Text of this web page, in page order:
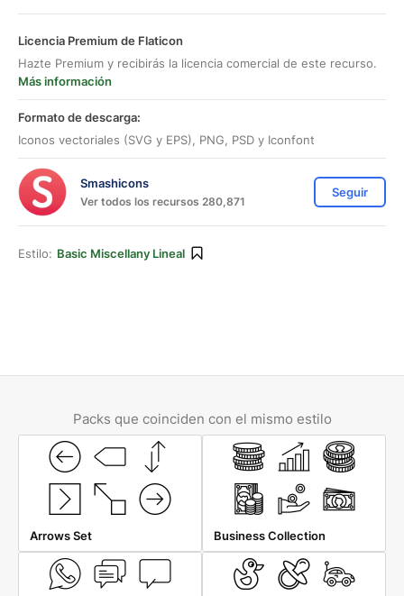
Licencia Premium de Flaticon
Hazte Premium y recibirás la licencia comercial de este recurso.
Más información
Formato de descarga:
Iconos vectoriales (SVG y EPS), PNG, PSD y Iconfont
Smashicons
Ver todos los recursos 280,871
Seguir
Estilo: Basic Miscellany Lineal
Packs que coinciden con el mismo estilo
Arrows Set Business Collection